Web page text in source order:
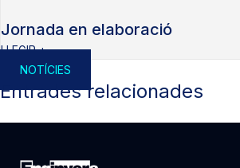
Jornada en elaboració
LLEGIR +
NOTÍCIES
Entrades relacionades